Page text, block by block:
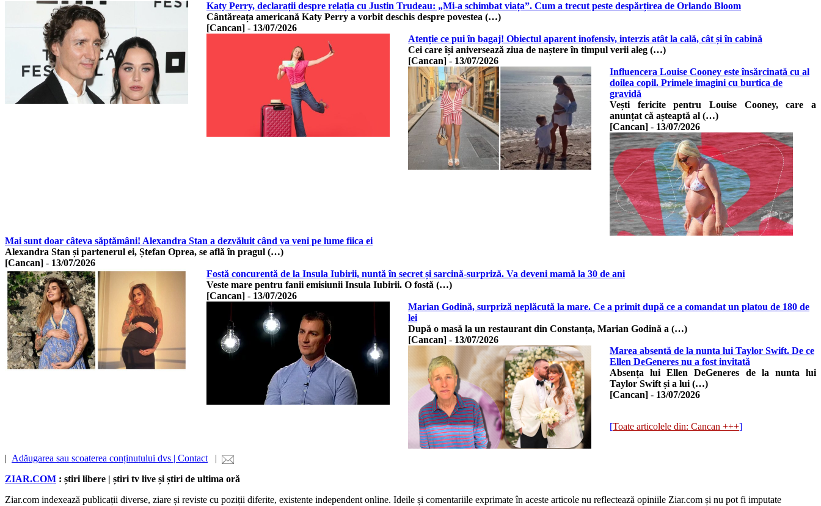
Katy Perry, declarații despre relația cu Justin Trudeau: „Mi-a schimbat viața”. Cum a trecut peste despărțirea de Orlando Bloom
Cântăreața americană Katy Perry a vorbit deschis despre povestea (…)
[Cancan] - 13/07/2026
Atenție ce pui în bagaj! Obiectul aparent inofensiv, interzis atât la cală, cât și în cabină
Cei care își aniversează ziua de naștere în timpul verii aleg (…)
[Cancan] - 13/07/2026
Influencera Louise Cooney este însărcinată cu al
doilea copil. Primele imagini cu burtica de
gravidă
Vești fericite pentru Louise Cooney, care a
anunțat că așteaptă al (…)
[Cancan] - 13/07/2026
Mai sunt doar câteva săptămâni! Alexandra Stan a dezvăluit când va veni pe lume fiica ei
Alexandra Stan și partenerul ei, Ștefan Oprea, se află în pragul (…)
[Cancan] - 13/07/2026
Fostă concurentă de la Insula Iubirii, nuntă în secret și sarcină-surpriză. Va deveni mamă la 30 de ani
Veste mare pentru fanii emisiunii Insula Iubirii. O fostă (…)
[Cancan] - 13/07/2026
Marian Godină, surpriză neplăcută la mare. Ce a primit după ce a comandat un platou de 180 de
lei
După o masă la un restaurant din Constanța, Marian Godină a (…)
[Cancan] - 13/07/2026
Marea absentă de la nunta lui Taylor Swift. De ce
Ellen DeGeneres nu a fost invitată
Absența lui Ellen DeGeneres de la nunta lui
Taylor Swift și a lui (…)
[Cancan] - 13/07/2026
[Toate articolele din: Cancan +++]
| Adăugarea sau scoaterea conținutului dvs | Contact |
ZIAR.COM : știri libere | știri tv live și știri de ultima oră
Ziar.com indexează publicații diverse, ziare și reviste cu poziții diferite, existente independent online. Ideile și comentariile exprimate în aceste articole nu reflectează opiniile Ziar.com și nu pot fi imputate